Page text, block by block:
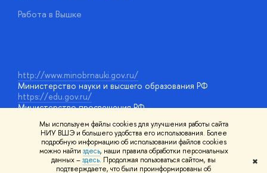
Мы используем файлы cookies для улучшения работы сайта
НИУ ВШЭ и большего удобства его использования. Более
подробную информацию об использовании файлов cookies
можно найти здесь, наши правила обработки персональных
данных –здесь. Продолжая пользоваться сайтом, вы
подтверждаете, что были проинформированы об
✖
Работа в Вышке
http://www.minobrnauki.gov.ru/
Министерство науки и высшего образования РФ
https://edu.gov.ru/
Министерство просвещения РФ
https://elearning.hse.ru/mooc
Массовые открытые онлайн-курсы
© НИУ ВШЭ 1993–2026 Адреса и контактыУсловия